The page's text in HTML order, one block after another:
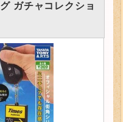
ガチャコレクショ